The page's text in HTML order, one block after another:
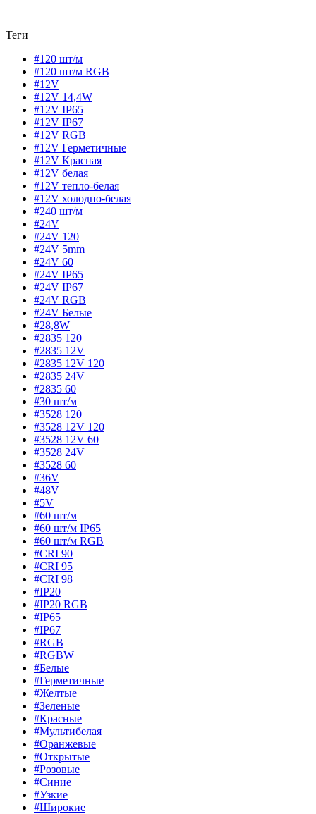
Теги
#120 шт/м
#120 шт/м RGB
#12V
#12V 14,4W
#12V IP65
#12V IP67
#12V RGB
#12V Герметичные
#12V Красная
#12V белая
#12V тепло-белая
#12V холодно-белая
#240 шт/м
#24V
#24V 120
#24V 5mm
#24V 60
#24V IP65
#24V IP67
#24V RGB
#24V Белые
#28,8W
#2835 120
#2835 12V
#2835 12V 120
#2835 24V
#2835 60
#30 шт/м
#3528 120
#3528 12V 120
#3528 12V 60
#3528 24V
#3528 60
#36V
#48V
#5V
#60 шт/м
#60 шт/м IP65
#60 шт/м RGB
#CRI 90
#CRI 95
#CRI 98
#IP20
#IP20 RGB
#IP65
#IP67
#RGB
#RGBW
#Белые
#Герметичные
#Желтые
#Зеленые
#Красные
#Мультибелая
#Оранжевые
#Открытые
#Розовые
#Синие
#Узкие
#Широкие